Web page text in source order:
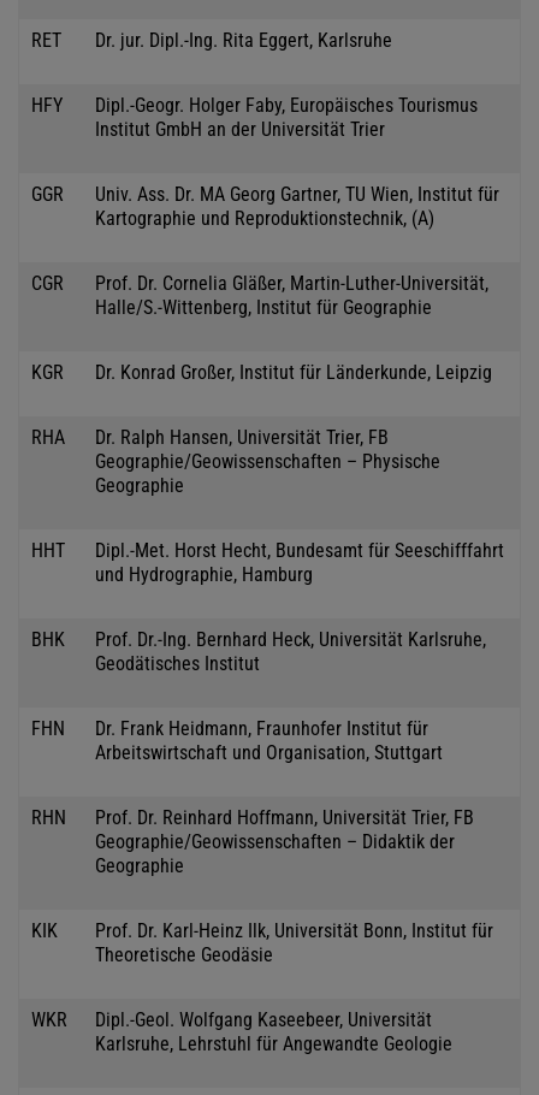
RET Dr. jur. Dipl.-Ing. Rita Eggert, Karlsruhe
HFY
Dipl.-Geogr. Holger Faby, Europäisches Tourismus
Institut GmbH an der Universität Trier
GGR
Univ. Ass. Dr. MA Georg Gartner, TU Wien, Institut für
Kartographie und Reproduktionstechnik, (A)
CGR
Prof. Dr. Cornelia Gläßer, Martin-Luther-Universität,
Halle/S.-Wittenberg, Institut für Geographie
KGR Dr. Konrad Großer, Institut für Länderkunde, Leipzig
RHA
Dr. Ralph Hansen, Universität Trier, FB
Geographie/Geowissenschaften – Physische
Geographie
HHT
Dipl.-Met. Horst Hecht, Bundesamt für Seeschifffahrt
und Hydrographie, Hamburg
BHK
Prof. Dr.-Ing. Bernhard Heck, Universität Karlsruhe,
Geodätisches Institut
FHN
Dr. Frank Heidmann, Fraunhofer Institut für
Arbeitswirtschaft und Organisation, Stuttgart
RHN
Prof. Dr. Reinhard Hoffmann, Universität Trier, FB
Geographie/Geowissenschaften – Didaktik der
Geographie
KIK
Prof. Dr. Karl-Heinz Ilk, Universität Bonn, Institut für
Theoretische Geodäsie
WKR
Dipl.-Geol. Wolfgang Kaseebeer, Universität
Karlsruhe, Lehrstuhl für Angewandte Geologie